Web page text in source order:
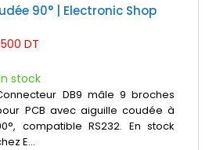
90° | Electronic Shop
DT
stock
DB9 mâle 9 broches
PCB avec aiguille coudée à
compatible RS232. En stock
E...